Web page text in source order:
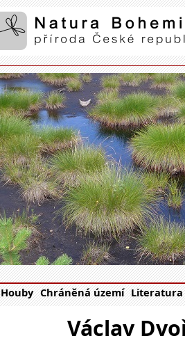
Houby Chráněná území Literatura
Václav